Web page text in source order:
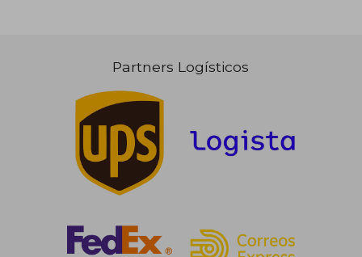
Partners Logísticos